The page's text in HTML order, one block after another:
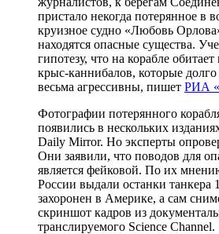
пристало некогда потерянное в
круизное судно «Любовь
находятся опасные существа.
гипотезу, что на корабле
крыс-каннибалов, которые долго
весьма агрессивны, пишет РИА
Фотографии потерянного
появились в нескольких
Daily Mirror. Но эксперты
Они заявили, что поводов для
является фейковой. По их
России выдали останки танкера
захоронен в Америке, а сам
скриншот кадров из
транслируемого Science Channel.